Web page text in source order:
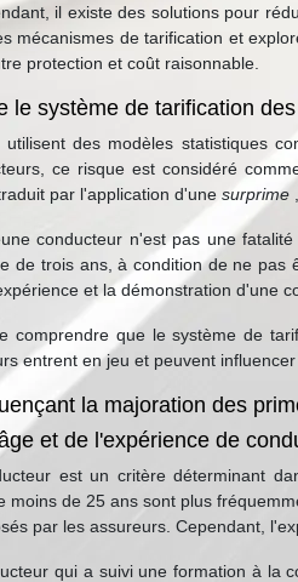
il existe des solutions pour
mécanismes de tarification et
protection et coût raisonnable.
le système de tarification
utilisent des modèles statistiques
ce risque est considéré
par l'application d'une surprime
conducteur n'est pas une
de trois ans, à condition de ne pas
et la démonstration d'une
comprendre que le système de
entrent en jeu et peuvent
la majoration des
et de l'expérience de
est un critère déterminant
moins de 25 ans sont plus
par les assureurs. Cependant,
qui a suivi une formation à la